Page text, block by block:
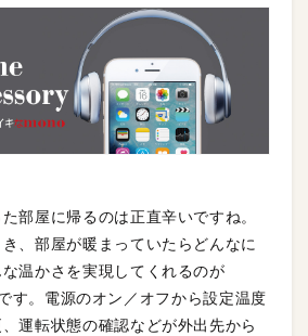
部屋に帰るのは正直辛いですね。
、部屋が暖まっていたらどんなに
温かさを実現してくれるのが
す。電源のオン／オフから設定温度
運転状態の確認などが外出先から